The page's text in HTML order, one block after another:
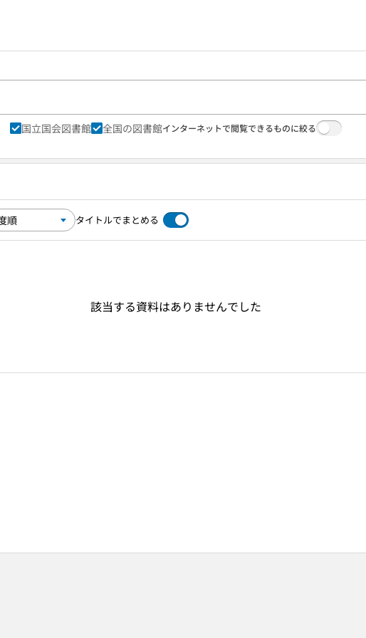
国立国会図書館 全国の図書館インターネットで閲覧できるものに絞る
タイトルでまとめる
該当する資料はありませんでした